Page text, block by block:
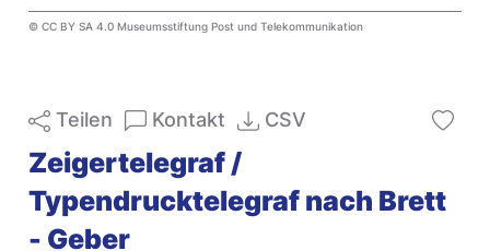
© CC BY SA 4.0 Museumsstiftung Post und Telekommunikation
Teilen Kontakt CSV
Zeigertelegraf /
Typendrucktelegraf nach Brett
- Geber